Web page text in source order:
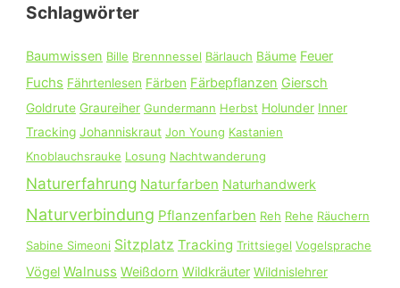
n
a
c
h
:
Schlagwörter
Baumwissen Bille Brennnessel Bärlauch Bäume Feuer
Fuchs Fährtenlesen Färben Färbepflanzen Giersch
Goldrute Graureiher Gundermann Herbst Holunder Inner
Tracking Johanniskraut Jon Young Kastanien
Knoblauchsrauke Losung Nachtwanderung
Naturerfahrung Naturfarben Naturhandwerk
Naturverbindung Pflanzenfarben Reh Rehe Räuchern
Sabine Simeoni Sitzplatz Tracking Trittsiegel Vogelsprache
Vögel Walnuss Weißdorn Wildkräuter Wildnislehrer